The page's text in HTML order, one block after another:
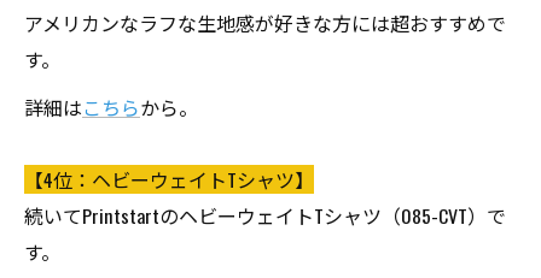
アメリカンなラフな生地感が好きな方には超おすすめで
す。
詳細はこちらから。
【4位：ヘビーウェイトTシャツ】
続いてPrintstartのヘビーウェイトTシャツ（085-CVT）で
す。